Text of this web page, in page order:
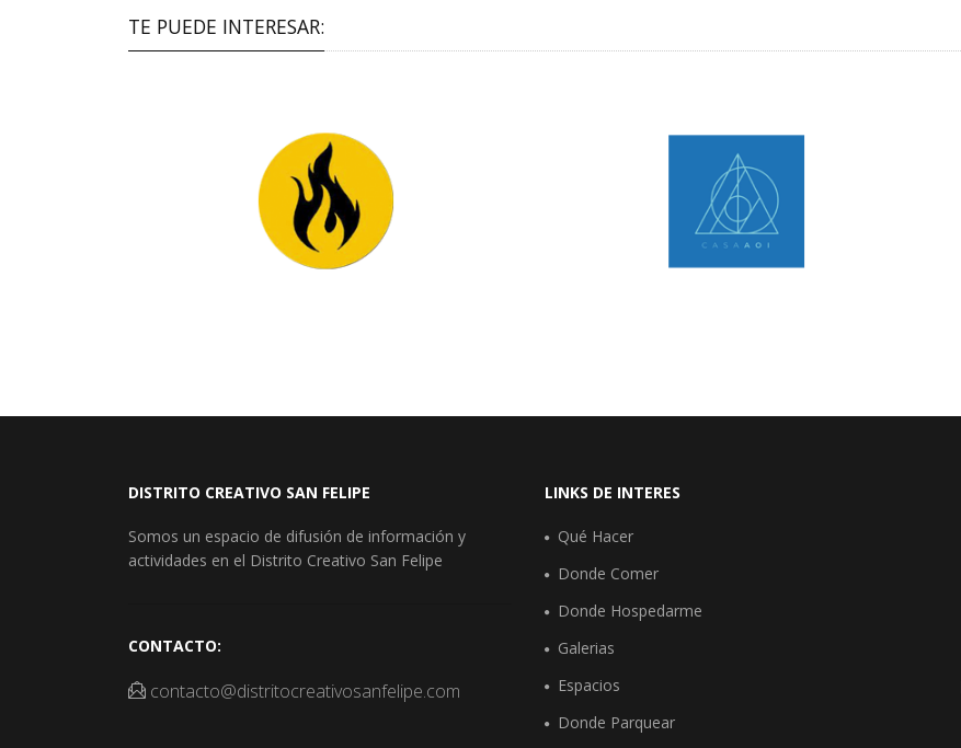
TE PUEDE INTERESAR:
DISTRITO CREATIVO SAN FELIPE
Somos un espacio de difusión de información y
actividades en el Distrito Creativo San Felipe
CONTACTO:
contacto@distritocreativosanfelipe.com
LINKS DE INTERES
Qué Hacer
Donde Comer
Donde Hospedarme
Galerias
Espacios
Donde Parquear